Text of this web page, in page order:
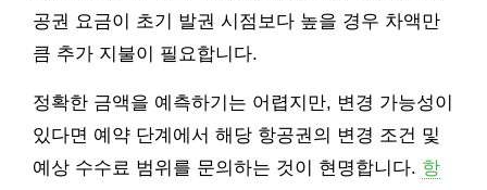
공권 요금이 초기 발권 시점보다 높을 경우 차액만
큼 추가 지불이 필요합니다.
정확한 금액을 예측하기는 어렵지만, 변경 가능성이
있다면 예약 단계에서 해당 항공권의 변경 조건 및
예상 수수료 범위를 문의하는 것이 현명합니다. 항